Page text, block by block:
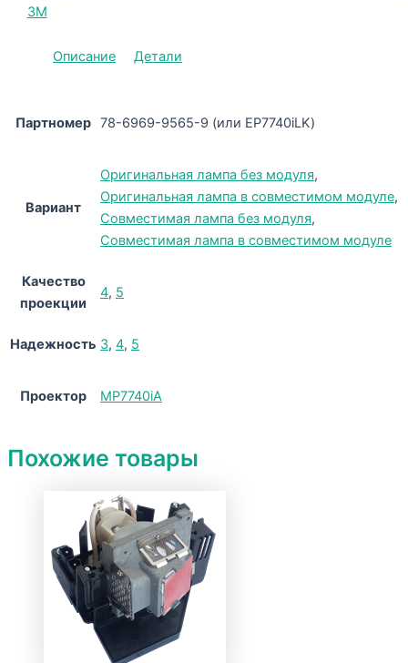
3M
Описание Детали
Партномер 78-6969-9565-9 (или EP7740iLK)
Вариант
Оригинальная лампа без модуля,
Оригинальная лампа в совместимом модуле,
Совместимая лампа без модуля,
Совместимая лампа в совместимом модуле
Качество
проекции
4, 5
Надежность 3, 4, 5
Проектор MP7740iA
Похожие товары